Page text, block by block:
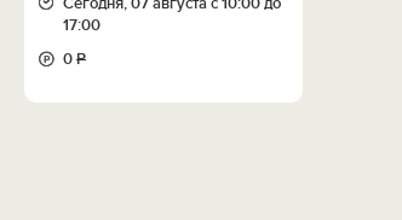
17:00
0Р